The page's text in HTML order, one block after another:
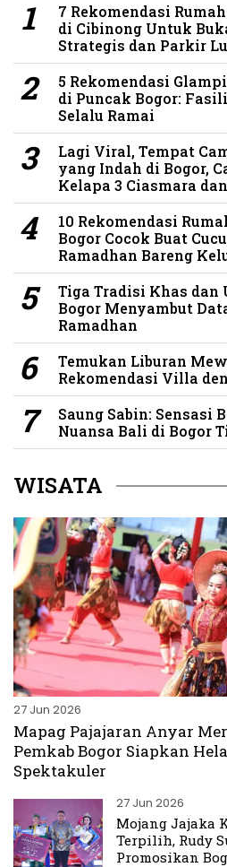
7 Rekomendasi
di Cibinong Untuk
Strategis dan Parkir
5 Rekomendasi
di Puncak Bogor:
Selalu Ramai
Lagi Viral, Tempat
yang Indah di Bogor,
Kelapa 3 Ciasmara
10 Rekomendasi
Bogor Cocok Buat
Ramadhan Bareng
Tiga Tradisi Khas
Bogor Menyambut
Ramadhan
Temukan Liburan
Rekomendasi Villa
Saung Sabin: Sensasi
Nuansa Bali di Bogor
WISATA
27 Jun 2026
Mapag Pajajaran Anyar
Pemkab Bogor Siapkan
Spektakuler
27 Jun 2026
Mojang Jajaka
Terpilih, Rudy
Promosikan